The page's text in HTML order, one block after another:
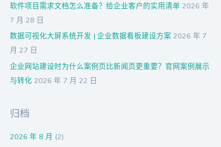
软件项目需求文档怎么准备？给企业客户的实用清单 2026 年
7 月 28 日
数据可视化大屏系统开发 | 企业数据看板建设方案 2026 年 7
月 27 日
企业网站建设时为什么案例页比新闻页更重要？官网案例展示
与转化 2026 年 7 月 22 日
归档
2026 年 8 月 (2)